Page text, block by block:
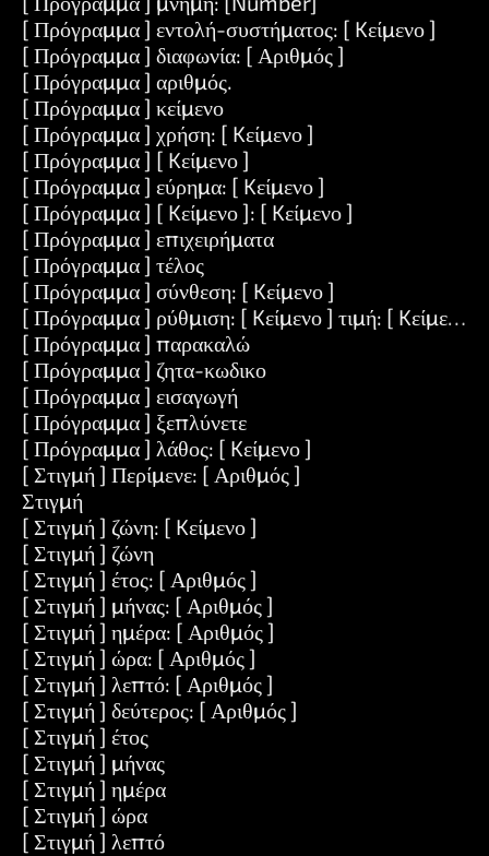
[ Πρόγραμμα ] εντολή-συστήματος: [ Kείμενο ]
[ Πρόγραμμα ] διαφωνία: [ Αριθμός ]
[ Πρόγραμμα ] αριθμός.
[ Πρόγραμμα ] κείμενο
[ Πρόγραμμα ] χρήση: [ Kείμενο ]
[ Πρόγραμμα ] [ Kείμενο ]
[ Πρόγραμμα ] εύρημα: [ Kείμενο ]
[ Πρόγραμμα ] [ Kείμενο ]: [ Kείμενο ]
[ Πρόγραμμα ] επιχειρήματα
[ Πρόγραμμα ] τέλος
[ Πρόγραμμα ] σύνθεση: [ Kείμενο ]
[ Πρόγραμμα ] ρύθμιση: [ Kείμενο ] τιμή: [ Kείμενο ]
[ Πρόγραμμα ] παρακαλώ
[ Πρόγραμμα ] ζητα-κωδικο
[ Πρόγραμμα ] εισαγωγή
[ Πρόγραμμα ] ξεπλύνετε
[ Πρόγραμμα ] λάθος: [ Kείμενο ]
[ Στιγμή ] Περίμενε: [ Αριθμός ]
Στιγμή
[ Στιγμή ] ζώνη: [ Kείμενο ]
[ Στιγμή ] ζώνη
[ Στιγμή ] έτος: [ Αριθμός ]
[ Στιγμή ] μήνας: [ Αριθμός ]
[ Στιγμή ] ημέρα: [ Αριθμός ]
[ Στιγμή ] ώρα: [ Αριθμός ]
[ Στιγμή ] λεπτό: [ Αριθμός ]
[ Στιγμή ] δεύτερος: [ Αριθμός ]
[ Στιγμή ] έτος
[ Στιγμή ] μήνας
[ Στιγμή ] ημέρα
[ Στιγμή ] ώρα
[ Στιγμή ] λεπτό